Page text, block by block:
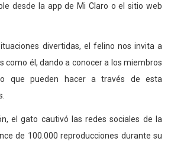
desde la app de Mi Claro o el sitio web
divertidas, el felino nos invita a
como él, dando a conocer a los miembros
que pueden hacer a través de esta
el gato cautivó las redes sociales de la
de 100.000 reproducciones durante su